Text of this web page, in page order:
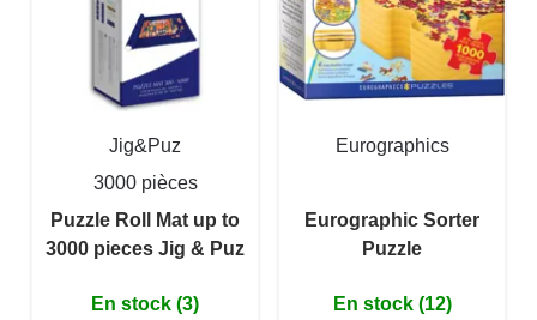
Jig&Puz
3000 pièces
Puzzle Roll Mat up to
3000 pieces Jig & Puz
En stock (3)
Eurographics
Eurographic Sorter
Puzzle
En stock (12)